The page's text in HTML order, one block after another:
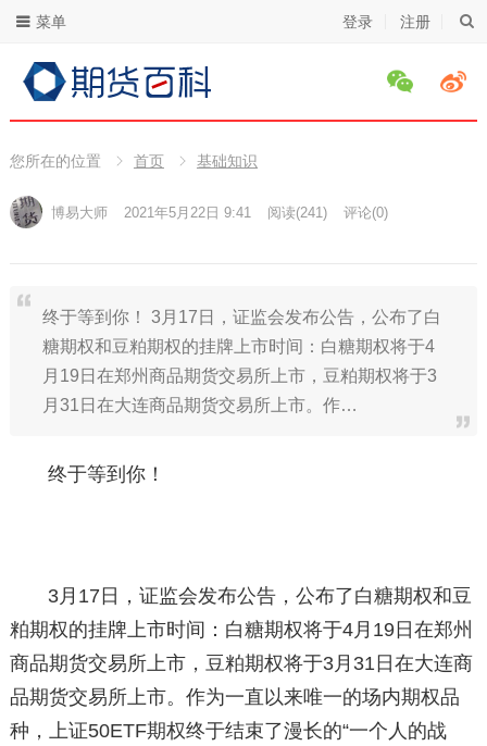
登录 注册
菜单
您所在的位置 首页 基础知识
博易大师 2021年5月22日 9:41 阅读(241) 评论(0)
终于等到你！ 3月17日，证监会发布公告，公布了白
糖期权和豆粕期权的挂牌上市时间：白糖期权将于4
月19日在郑州商品期货交易所上市，豆粕期权将于3
月31日在大连商品期货交易所上市。作…
终于等到你！
3月17日，证监会发布公告，公布了白糖期权和豆
粕期权的挂牌上市时间：白糖期权将于4月19日在郑州
商品期货交易所上市，豆粕期权将于3月31日在大连商
品期货交易所上市。作为一直以来唯一的场内期权品
种，上证50ETF期权终于结束了漫长的“一个人的战